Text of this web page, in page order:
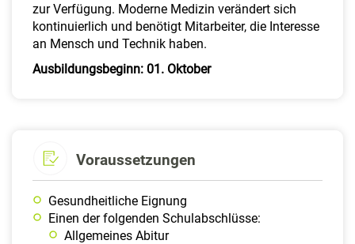
zur Verfügung. Moderne Medizin verändert sich
kontinuierlich und benötigt Mitarbeiter, die Interesse
an Mensch und Technik haben.
Ausbildungsbeginn: 01. Oktober
Voraussetzungen
Gesundheitliche Eignung
Einen der folgenden Schulabschlüsse:
Allgemeines Abitur